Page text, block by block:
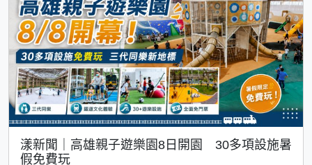
漾新聞｜高雄親子遊樂園8日開園 30多項設施暑
假免費玩